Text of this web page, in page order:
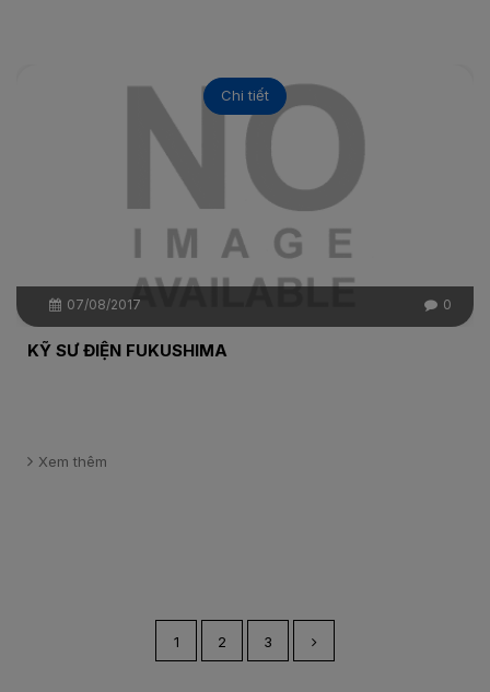
07/08/2017 0
Chi tiết
KỸ SƯ ĐIỆN FUKUSHIMA
Xem thêm
1 2 3